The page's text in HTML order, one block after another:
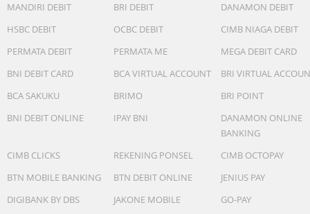
MANDIRI DEBIT BRI DEBIT
DANAMON DEBIT
HSBC DEBIT
OCBC DEBIT
CIMB NIAGA DEBIT
PERMATA DEBIT
PERMATA ME
MEGA DEBIT CARD
BNI DEBIT CARD
BCA VIRTUAL ACCOUNT
BRI VIRTUAL
BCA SAKUKU
BRIMO
BRI POINT
BNI DEBIT ONLINE
IPAY BNI
DANAMON ONLINE
BANKING
CIMB CLICKS
REKENING PONSEL
CIMB OCTOPAY
BTN MOBILE BANKING
BTN DEBIT ONLINE
JENIUS PAY
DIGIBANK BY DBS
JAKONE MOBILE
GO-PAY